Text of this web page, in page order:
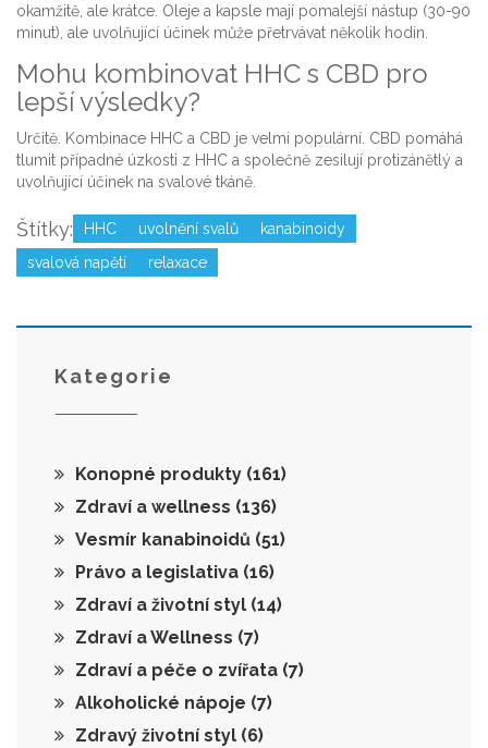
okamžitě, ale krátce. Oleje a kapsle mají pomalejší nástup (30-90
minut), ale uvolňující účinek může přetrvávat několik hodin.
Mohu kombinovat HHC s CBD pro
lepší výsledky?
Určitě. Kombinace HHC a CBD je velmi populární. CBD pomáhá
tlumit případné úzkosti z HHC a společně zesilují protizánětlý a
uvolňující účinek na svalové tkáně.
Štítky: HHC uvolnění svalů
kanabinoidy
svalová napětí
relaxace
Kategorie
Konopné produkty (161)
Zdraví a wellness (136)
Vesmír kanabinoidů (51)
Právo a legislativa (16)
Zdraví a životní styl (14)
Zdraví a Wellness (7)
Zdraví a péče o zvířata (7)
Alkoholické nápoje (7)
Zdravý životní styl (6)